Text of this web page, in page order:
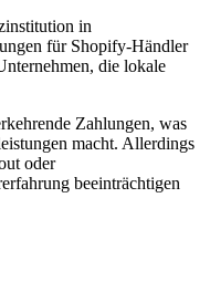
in
für Shopify-Händler
die lokale
Zahlungen, was
macht. Allerdings
oder
beeinträchtigen